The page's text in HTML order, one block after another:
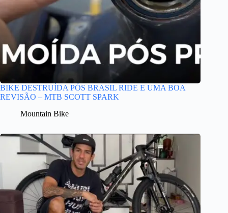
BIKE DESTRUÍDA PÓS BRASIL RIDE E UMA BOA
REVISÃO – MTB SCOTT SPARK
Mountain Bike